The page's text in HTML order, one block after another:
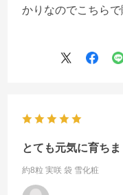
かりなのでこちらで
とても元気に育ちま
約8粒 実咲 袋 雪化粧